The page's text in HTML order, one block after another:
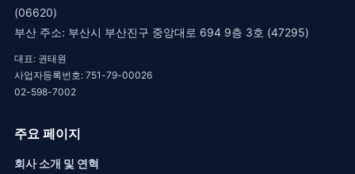
(06620)
부산 주소: 부산시 부산진구 중앙대로 694 9층 3호 (47295)
대표: 권태원
사업자등록번호: 751-79-00026
02-598-7002
주요 페이지
회사 소개 및 연혁